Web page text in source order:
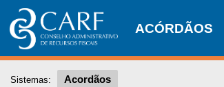
ACÓRDÃOS
Sistemas: Acordãos